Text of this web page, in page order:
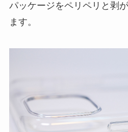
パッケージをペリペリと剥
ます。